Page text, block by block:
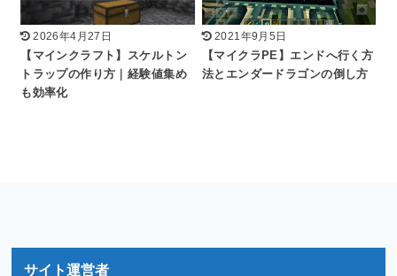
2026年4月27日
【マインクラフト】スケルトン
トラップの作り方｜経験値集め
も効率化
2021年9月5日
【マイクラPE】エンドへ行く方
法とエンダードラゴンの倒し方
サイト運営者